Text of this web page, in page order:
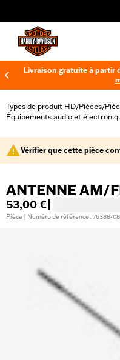
Livraison gratuite à partir
Types de produit HD/Pièces/
Équipements audio et
Vérifier que cette pièce
ANTENNE AM/
53,00 €
Pièce | Numéro de référence : 76388-08